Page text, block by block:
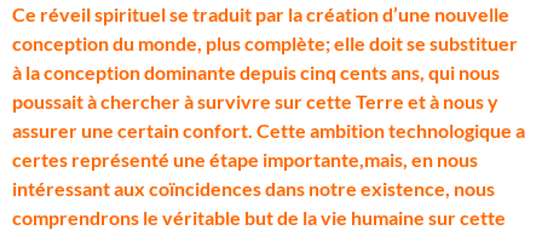
Ce réveil spirituel se traduit par la création d’une nouvelle
conception du monde, plus complète; elle doit se substituer
à la conception dominante depuis cinq cents ans, qui nous
poussait à chercher à survivre sur cette Terre et à nous y
assurer une certain confort. Cette ambition technologique a
certes représenté une étape importante,mais, en nous
intéressant aux coïncidences dans notre existence, nous
comprendrons le véritable but de la vie humaine sur cette